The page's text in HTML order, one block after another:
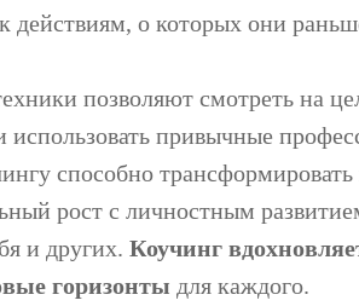
действиям, о которых они
позволяют смотреть на
использовать привычные
способно
рост с личностным
и других. Коучинг
горизонты для каждого.